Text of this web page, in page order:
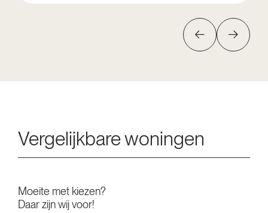
Vergelijkbare woningen
Moeite met kiezen?
Daar zijn wij voor!